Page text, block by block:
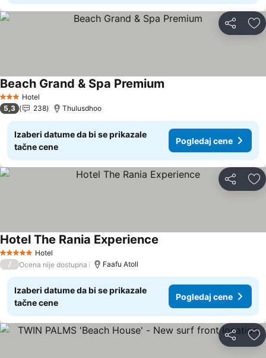
Deli
3 Zvezdice
Hotel
Beach Grand & Spa Premium
5,3 238 Thulusdhoo
Izaberi datume da bi se prikazale
tačne cene
Pogledaj cene
Deli
5 ZvezdiceHotel
Hotel The Rania Experience
/ Ocena nije dostupna Faafu Atoll
Izaberi datume da bi se prikazale
tačne cene
Pogledaj cene
Deli